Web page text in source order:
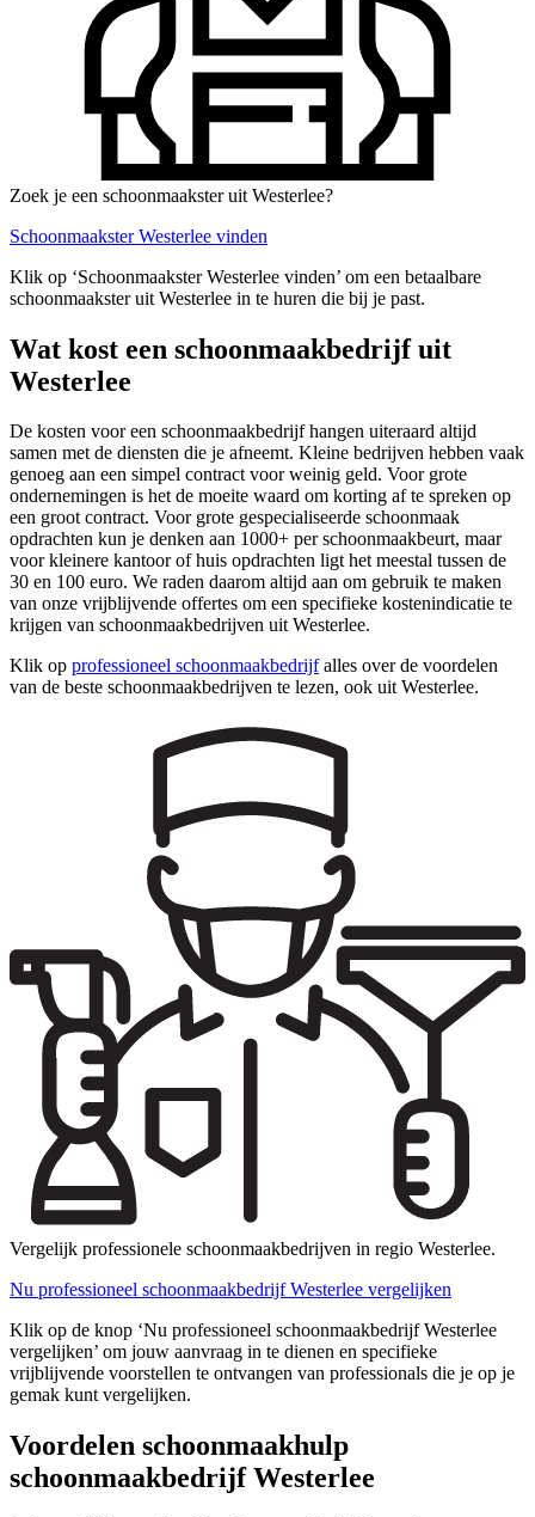
Zoek je een schoonmaakster uit Westerlee?
Schoonmaakster Westerlee vinden
Klik op ‘Schoonmaakster Westerlee vinden’ om een betaalbare
schoonmaakster uit Westerlee in te huren die bij je past.
Wat kost een schoonmaakbedrijf uit
Westerlee
De kosten voor een schoonmaakbedrijf hangen uiteraard altijd
samen met de diensten die je afneemt. Kleine bedrijven hebben vaak
genoeg aan een simpel contract voor weinig geld. Voor grote
ondernemingen is het de moeite waard om korting af te spreken op
een groot contract. Voor grote gespecialiseerde schoonmaak
opdrachten kun je denken aan 1000+ per schoonmaakbeurt, maar
voor kleinere kantoor of huis opdrachten ligt het meestal tussen de
30 en 100 euro. We raden daarom altijd aan om gebruik te maken
van onze vrijblijvende offertes om een specifieke kostenindicatie te
krijgen van schoonmaakbedrijven uit Westerlee.
Klik op professioneel schoonmaakbedrijfalles over de voordelen
van de beste schoonmaakbedrijven te lezen, ook uit Westerlee.
Vergelijk professionele schoonmaakbedrijven in regio Westerlee.
Nu professioneel schoonmaakbedrijf Westerlee vergelijken
Klik op de knop ‘Nu professioneel schoonmaakbedrijf Westerlee
vergelijken’ om jouw aanvraag in te dienen en specifieke
vrijblijvende voorstellen te ontvangen van professionals die je op je
gemak kunt vergelijken.
Voordelen schoonmaakhulp
schoonmaakbedrijf Westerlee